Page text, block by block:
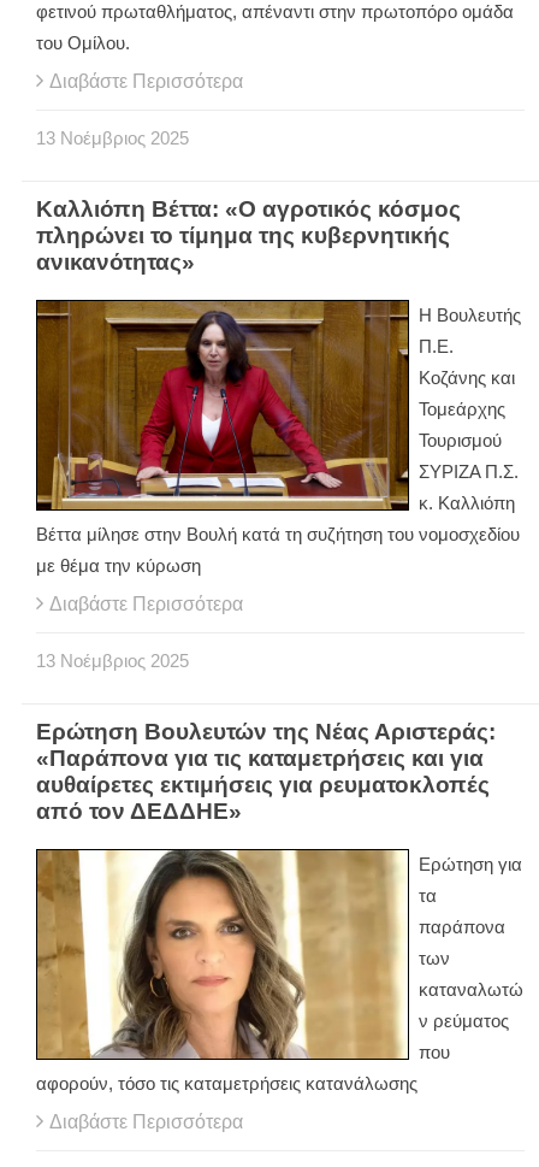
φετινού πρωταθλήματος, απέναντι στην πρωτοπόρο ομάδα
του Ομίλου.
Διαβάστε Περισσότερα
13 Νοέμβριος 2025
Καλλιόπη Βέττα: «Ο αγροτικός κόσμος
πληρώνει το τίμημα της κυβερνητικής
ανικανότητας»
Η Βουλευτής
Π.Ε.
Κοζάνης και
Τομεάρχης
Τουρισμού
ΣΥΡΙΖΑ Π.Σ.
κ. Καλλιόπη
Βέττα μίλησε στην Βουλή κατά τη συζήτηση του νομοσχεδίου
με θέμα την κύρωση
Διαβάστε Περισσότερα
13 Νοέμβριος 2025
Ερώτηση Βουλευτών της Νέας Αριστεράς:
«Παράπονα για τις καταμετρήσεις και για
αυθαίρετες εκτιμήσεις για ρευματοκλοπές
από τον ΔΕΔΔΗΕ»
Ερώτηση για
τα
παράπονα
των
καταναλωτώ
ν ρεύματος
που
αφορούν, τόσο τις καταμετρήσεις κατανάλωσης
Διαβάστε Περισσότερα